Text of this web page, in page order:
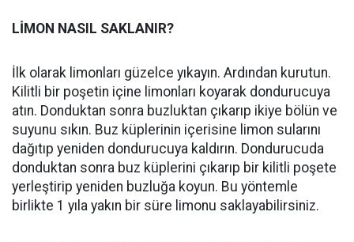
LİMON NASIL SAKLANIR?
İlk olarak limonları güzelce yıkayın. Ardından kurutun.
Kilitli bir poşetin içine limonları koyarak dondurucuya
atın. Donduktan sonra buzluktan çıkarıp ikiye bölün ve
suyunu sıkın. Buz küplerinin içerisine limon sularını
dağıtıp yeniden dondurucuya kaldırın. Dondurucuda
donduktan sonra buz küplerini çıkarıp bir kilitli poşete
yerleştirip yeniden buzluğa koyun. Bu yöntemle
birlikte 1 yıla yakın bir süre limonu saklayabilirsiniz.